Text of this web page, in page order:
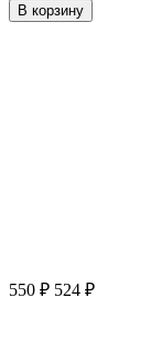
В корзину
550 ₽ 524 ₽